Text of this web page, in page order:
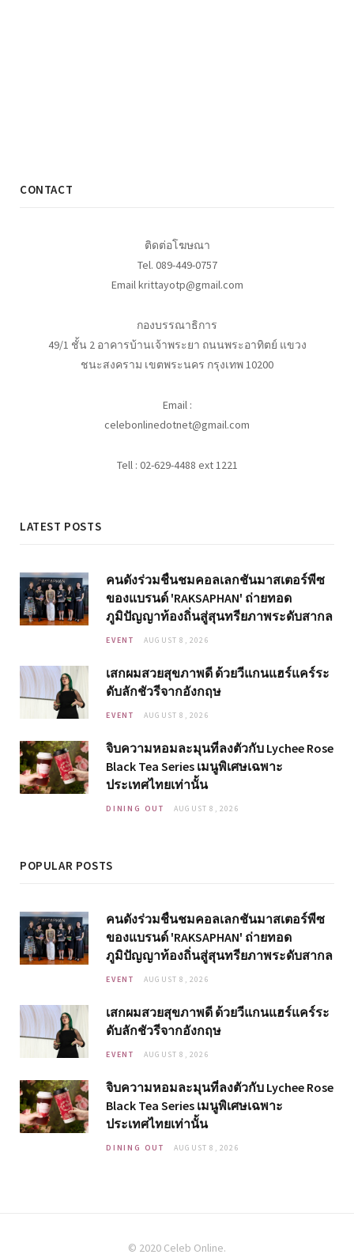
CONTACT
ติดต่อโฆษณา
Tel. 089-449-0757
Email krittayotp@gmail.com
กองบรรณาธิการ
49/1 ชั้น 2 อาคารบ้านเจ้าพระยา ถนนพระอาทิตย์ แขวง
ชนะสงคราม เขตพระนคร กรุงเทพ 10200
Email :
celebonlinedotnet@gmail.com
Tell : 02-629-4488 ext 1221
LATEST POSTS
คนดังร่วมชื่นชมคอลเลกชันมาสเตอร์พีซ
ของแบรนด์ 'RAKSAPHAN' ถ่ายทอด
ภูมิปัญญาท้องถิ่นสู่สุนทรียภาพระดับสากล
EVENT AUGUST 8, 2026
เสกผมสวยสุขภาพดี ด้วยวีแกนแฮร์แคร์ระ
ดับลักชัวรีจากอังกฤษ
EVENT AUGUST 8, 2026
จิบความหอมละมุนที่ลงตัวกับ Lychee Rose
Black Tea Series เมนูพิเศษเฉพาะ
ประเทศไทยเท่านั้น
DINING OUT AUGUST 8, 2026
POPULAR POSTS
คนดังร่วมชื่นชมคอลเลกชันมาสเตอร์พีซ
ของแบรนด์ 'RAKSAPHAN' ถ่ายทอด
ภูมิปัญญาท้องถิ่นสู่สุนทรียภาพระดับสากล
EVENT AUGUST 8, 2026
เสกผมสวยสุขภาพดี ด้วยวีแกนแฮร์แคร์ระ
ดับลักชัวรีจากอังกฤษ
EVENT AUGUST 8, 2026
จิบความหอมละมุนที่ลงตัวกับ Lychee Rose
Black Tea Series เมนูพิเศษเฉพาะ
ประเทศไทยเท่านั้น
DINING OUT AUGUST 8, 2026
© 2020 Celeb Online.